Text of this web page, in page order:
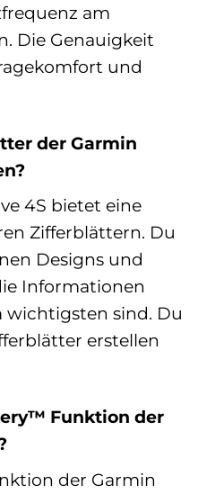
am
Die Genauigkeit
und
der Garmin
4S bietet eine
Zifferblättern. Du
Designs und
Informationen
wichtigsten sind. Du
erstellen
Funktion der
der Garmin